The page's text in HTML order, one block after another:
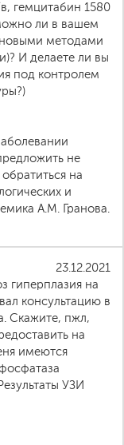
гемцитабин 1580
ли в вашем
новыми методами
И делаете ли вы
под контролем
не
на
и
А.М. Гранова.
23.12.2021
гиперплазия на
консультацию в
Скажите, пжл,
на
имеются
УЗИ